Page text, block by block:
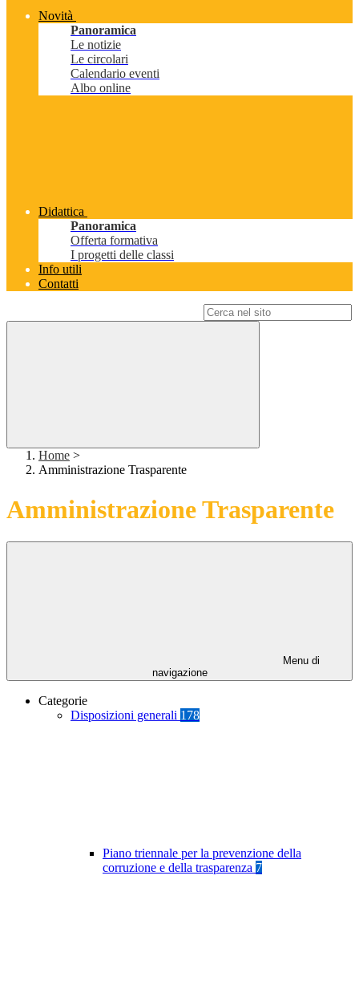
Novità
Panoramica
Le notizie
Le circolari
Calendario eventi
Albo online
Didattica
Panoramica
Offerta formativa
I progetti delle classi
Info utili
Contatti
Home >
Amministrazione Trasparente
Amministrazione Trasparente
Menu di
navigazione
Categorie
Disposizioni generali 178
Piano triennale per la prevenzione della
corruzione e della trasparenza 7